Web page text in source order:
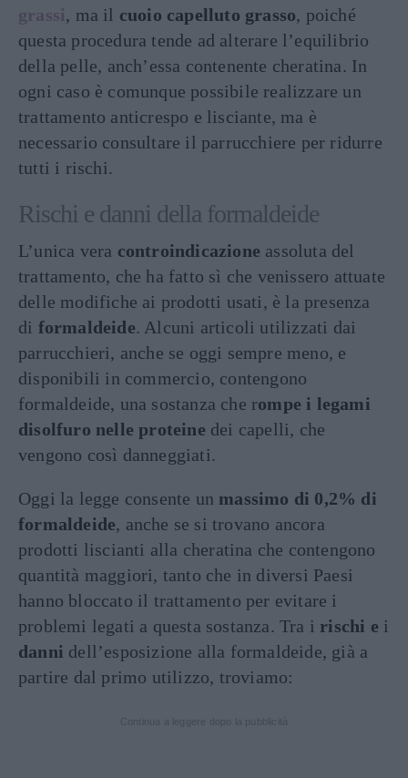
grassi, ma il cuoio capelluto grasso, poiché
questa procedura tende ad alterare l’equilibrio
della pelle, anch’essa contenente cheratina. In
ogni caso è comunque possibile realizzare un
trattamento anticrespo e lisciante, ma è
necessario consultare il parrucchiere per ridurre
tutti i rischi.
Rischi e danni della formaldeide
L’unica vera controindicazione assoluta del
trattamento, che ha fatto sì che venissero attuate
delle modifiche ai prodotti usati, è la presenza
di formaldeide. Alcuni articoli utilizzati dai
parrucchieri, anche se oggi sempre meno, e
disponibili in commercio, contengono
formaldeide, una sostanza che rompe i legami
disolfuro nelle proteine dei capelli, che
vengono così danneggiati.
Oggi la legge consente un massimo di 0,2% di
formaldeide, anche se si trovano ancora
prodotti liscianti alla cheratina che contengono
quantità maggiori, tanto che in diversi Paesi
hanno bloccato il trattamento per evitare i
problemi legati a questa sostanza. Tra i rischi e i
danni dell’esposizione alla formaldeide, già a
partire dal primo utilizzo, troviamo: